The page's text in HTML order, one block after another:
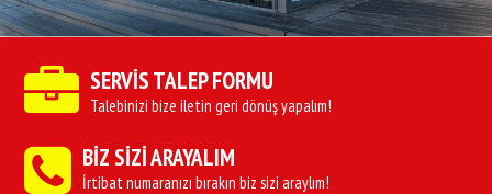
SERVİS TALEP FORMU
Talebinizi bize iletin geri dönüş yapalım!
BİZ SİZİ ARAYALIM
İrtibat numaranızı bırakın biz sizi araylım!